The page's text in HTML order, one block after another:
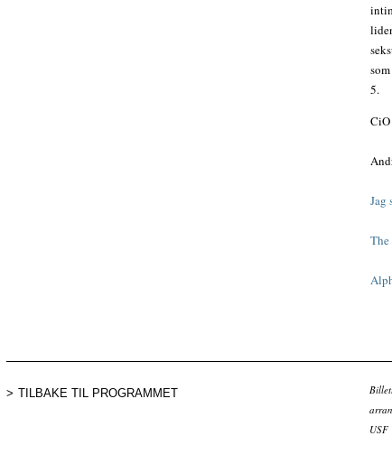
5.
CiO
Jag
TILBAKE TIL PROGRAMMET
USF